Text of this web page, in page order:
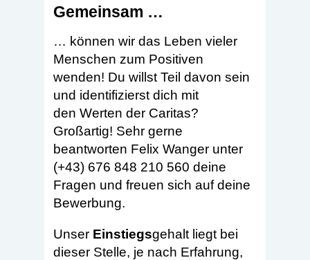
Gemeinsam …
… können wir das Leben vieler
Menschen zum Positiven
wenden! Du willst Teil davon sein
und identifizierst dich mit
den Werten der Caritas?
Großartig! Sehr gerne
beantworten Felix Wanger unter
(+43) 676 848 210 560 deine
Fragen und freuen sich auf deine
Bewerbung.
Unser Einstiegsgehalt liegt bei
dieser Stelle, je nach Erfahrung,